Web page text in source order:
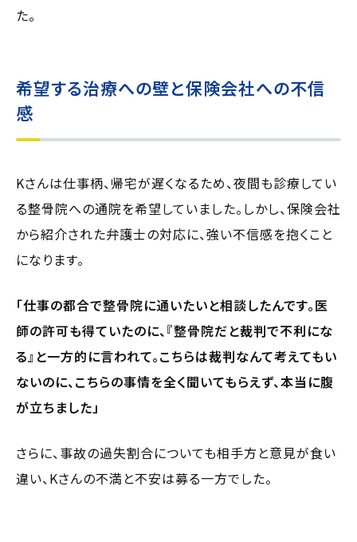
た。
希望する治療への壁と保険会社への不信
感
Kさんは仕事柄、帰宅が遅くなるため、夜間も診療してい
る整骨院への通院を希望していました。しかし、保険会社
から紹介された弁護士の対応に、強い不信感を抱くこと
になります。
「仕事の都合で整骨院に通いたいと相談したんです。医
師の許可も得ていたのに、『整骨院だと裁判で不利にな
る』と一方的に言われて。こちらは裁判なんて考えてもい
ないのに、こちらの事情を全く聞いてもらえず、本当に腹
が立ちました」
さらに、事故の過失割合についても相手方と意見が食い
違い、Kさんの不満と不安は募る一方でした。